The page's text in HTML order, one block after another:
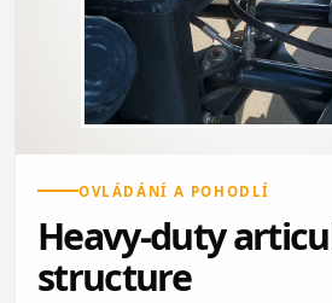
OVLÁDÁNÍ A POHODLÍ
Heavy-duty
structure